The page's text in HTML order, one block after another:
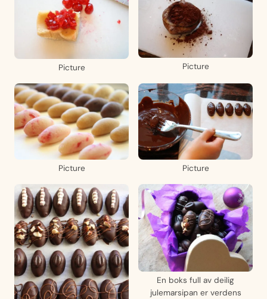
Picture Picture
Picture Picture
En boks full av deilig
julemarsipan er verdens